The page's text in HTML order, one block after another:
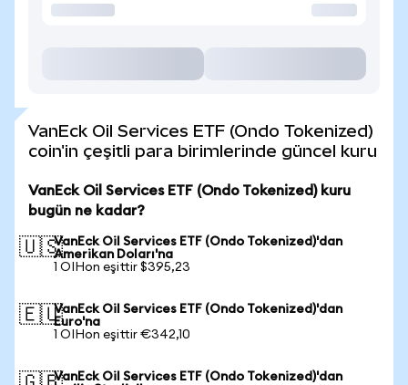
VanEck Oil Services ETF (Ondo Tokenized)
coin'in çeşitli para birimlerinde güncel kuru
VanEck Oil Services ETF (Ondo Tokenized) kuru
bugün ne kadar?
🇺🇸VanEck Oil Services ETF (Ondo Tokenized)'dan
Amerikan Doları'na
1 OIHon eşittir $395,23
🇪🇺VanEck Oil Services ETF (Ondo Tokenized)'dan
Euro'na
1 OIHon eşittir €342,10
VanEck Oil Services ETF (Ondo Tokenized)'dan